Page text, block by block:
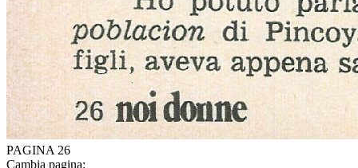
PAGINA 26
Cambia pagina: